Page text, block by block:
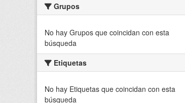
Grupos
No hay Grupos que coincidan con esta
búsqueda
Etiquetas
No hay Etiquetas que coincidan con esta
búsqueda